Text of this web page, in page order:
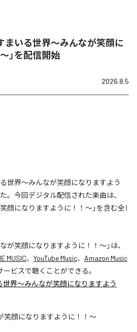
まいる世界〜みんなが笑顔に
」を配信開始
2026.8.5
世界〜みんなが笑顔になりますよう
。今回デジタル配信された楽曲は、
顔になりますように！！〜」を含む全1
が笑顔になりますように！！〜」は、
MUSIC、 YouTube Music、 Amazon Music
ビスで聴くことができる。
世界〜みんなが笑顔になりますよう